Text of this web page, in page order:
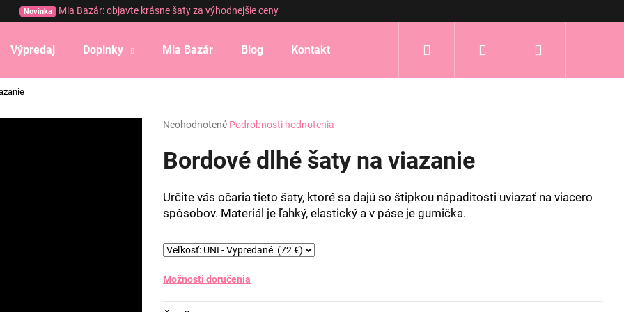
Novinka Mia Bazár: objavte krásne šaty za výhodnejšie ceny
Výpredaj Doplnky Mia Bazár Blog Kontakt Prihlásenie
Priemerné
produktu
je
5
hviezdičiek.
Neohodnotené Podrobnosti hodnotenia
Bordové dlhé šaty na viazanie
Určite vás očaria tieto šaty, ktoré sa dajú so štipkou nápaditosti uviazať na viacero
spôsobov. Materiál je ľahký, elastický a v páse je gumička.
Možnosti doručenia
Čo potrebujete nájsť?
HĽADAŤ